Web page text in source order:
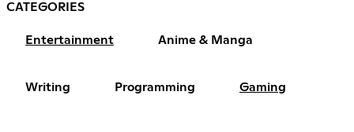
CATEGORIES
Entertainment Anime & Manga
Writing Programming Gaming